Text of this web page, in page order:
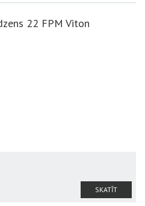
22 FPM Viton
SKATĪT